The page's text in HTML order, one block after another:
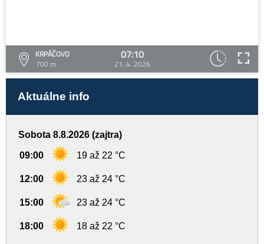
KRPÁČOVO
700 m
07:10
21. 4. 2026
Aktuálne info
Sobota 8.8.2026 (zajtra)
09:00 19 až 22 °C
12:00 23 až 24 °C
15:00 23 až 24 °C
18:00 18 až 22 °C